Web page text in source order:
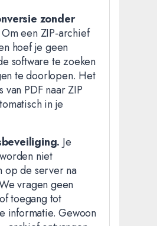
zonder
Om een ZIP-archief
hoef je geen
software te zoeken
te doorlopen. Het
van PDF naar ZIP
in je
Je
niet
op de server na
vragen geen
toegang tot
informatie. Gewoon